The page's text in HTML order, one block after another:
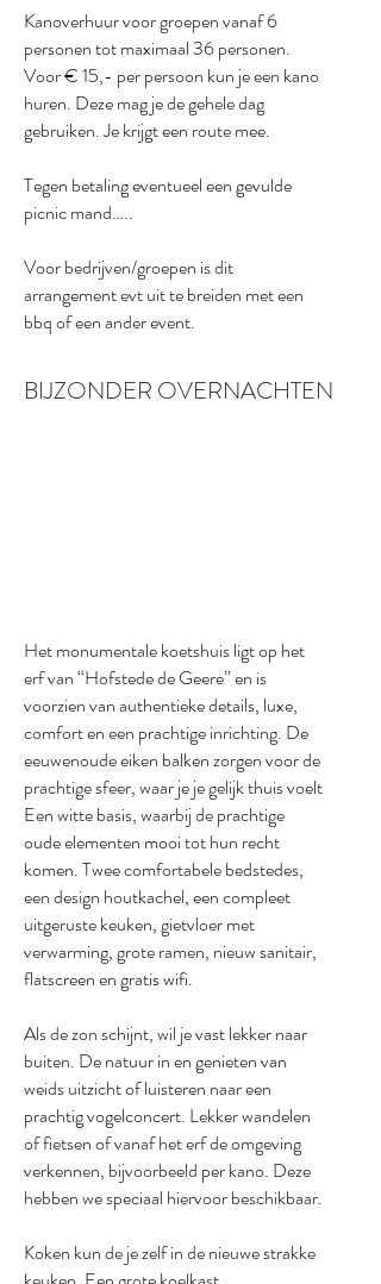
BIJZONDER OVERNACHTEN
Het monumentale koetshuis ligt op het
erf van “Hofstede de Geere” en is
voorzien van authentieke details, luxe,
comfort en een prachtige inrichting. De
eeuwenoude eiken balken zorgen voor de
prachtige sfeer, waar je je gelijk thuis voelt
Een witte basis, waarbij de prachtige
oude elementen mooi tot hun recht
komen. Twee comfortabele bedstedes,
een design houtkachel, een compleet
uitgeruste keuken, gietvloer met
verwarming, grote ramen, nieuw sanitair,
flatscreen en gratis wifi.
Als de zon schijnt, wil je vast lekker naar
buiten. De natuur in en genieten van
weids uitzicht of luisteren naar een
prachtig vogelconcert. Lekker wandelen
of fietsen of vanaf het erf de omgeving
verkennen, bijvoorbeeld per kano. Deze
hebben we speciaal hiervoor beschikbaar.
Koken kun de je zelf in de nieuwe strakke
Kanoverhuur voor groepen vanaf 6
personen tot maximaal 36 personen.
Voor € 15,- per persoon kun je een kano
huren. Deze mag je de gehele dag
gebruiken. Je krijgt een route mee.
Tegen betaling eventueel een gevulde
picnic mand…..
Voor bedrijven/groepen is dit
arrangement evt uit te breiden met een
bbq of een ander event.